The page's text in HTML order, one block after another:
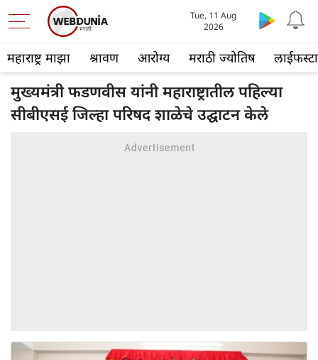
महाराष्ट्र माझा श्रावण आरोग्य मराठी ज्योतिष
Tue, 11 Aug
2026
मुख्यमंत्री फडणवीस यांनी महाराष्ट्रातील पहिल्या
सीबीएसई जिल्हा परिषद शाळेचे उद्घाटन केले